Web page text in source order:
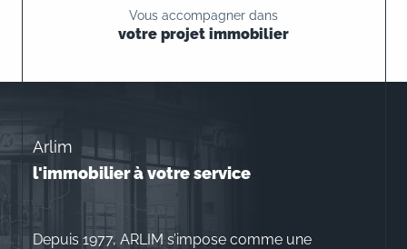
Vous accompagner dans
votre projet immobilier
Arlim
l'immobilier à votre service
Depuis 1977, ARLIM s’impose comme une